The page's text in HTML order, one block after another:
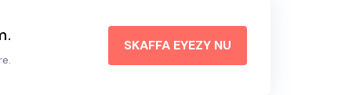
SKAFFA EYEZY NU